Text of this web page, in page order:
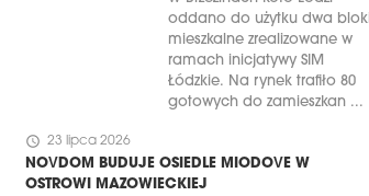
oddano do użytku dwa bloki
mieszkalne zrealizowane w
ramach inicjatywy SIM
Łódzkie. Na rynek trafiło 80
gotowych do zamieszkan ...
schedule 23 lipca 2026
NOVDOM BUDUJE OSIEDLE MIODOVE W
OSTROWI MAZOWIECKIEJ